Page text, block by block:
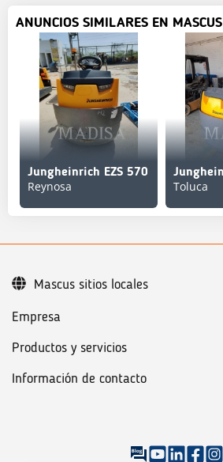
ANUNCIOS SIMILARES EN MASCUS
Jungheinrich EZS 570
Reynosa Toluca
Empresa
Productos y servicios
Información de contacto
Mascus sitios locales